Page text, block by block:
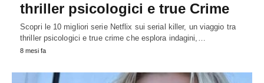
thriller psicologici e true Crime
Scopri le 10 migliori serie Netflix sui serial killer, un viaggio tra
thriller psicologici e true crime che esplora indagini,…
8 mesi fa